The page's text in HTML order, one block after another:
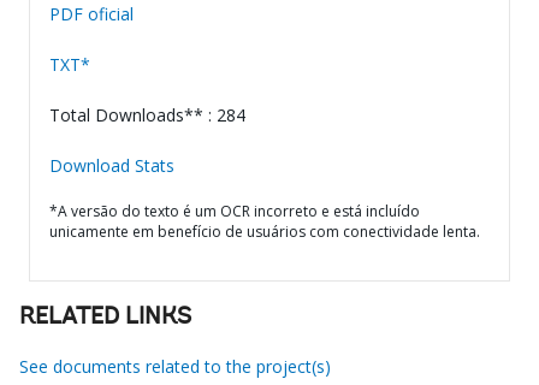
PDF oficial
TXT*
Total Downloads** : 284
Download Stats
*A versão do texto é um OCR incorreto e está incluído
unicamente em benefício de usuários com conectividade lenta.
RELATED LINKS
See documents related to the project(s)